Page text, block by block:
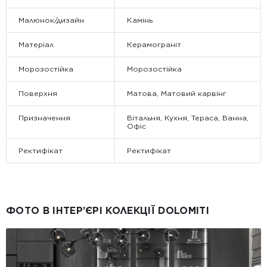
Малюнок/дизайн Камінь
Матеріал Керамограніт
Морозостійка Морозостійка
Поверхня Матова, Матовий карвінг
Призначення
Вітальня, Кухня, Тераса, Ванна,
Офіс
Ректифікат Ректифікат
ФОТО В ІНТЕР’ЄРІ КОЛЕКЦІЇ DOLOMITI